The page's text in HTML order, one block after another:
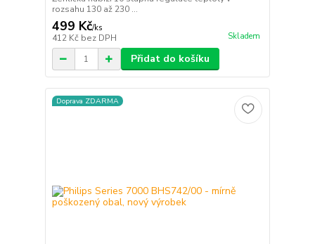
rozsahu 130 až 230 ...
499 Kč/ks
412 Kč bez DPH Skladem
Přidat do košíku
Doprava ZDARMA